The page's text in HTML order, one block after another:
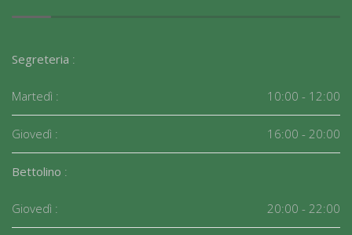
Segreteria :
Martedì : 10:00 - 12:00
Giovedì : 16:00 - 20:00
Bettolino :
Giovedì : 20:00 - 22:00